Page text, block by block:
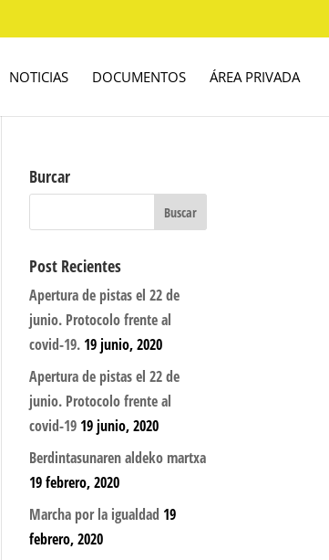
NOTICIAS DOCUMENTOS ÁREA PRIVADA
Burcar
Post Recientes
Apertura de pistas el 22 de
junio. Protocolo frente al
covid-19. 19 junio, 2020
Apertura de pistas el 22 de
junio. Protocolo frente al
covid-19 19 junio, 2020
Berdintasunaren aldeko martxa
19 febrero, 2020
Marcha por la igualdad 19
febrero, 2020